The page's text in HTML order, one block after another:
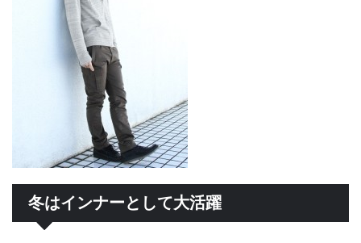
冬はインナーとして大活躍